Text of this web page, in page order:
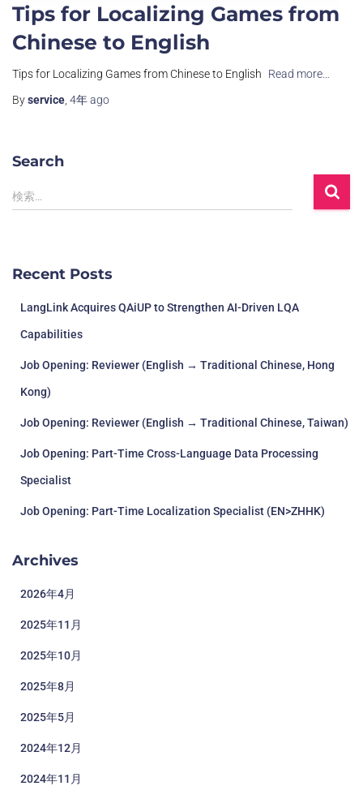
Tips for Localizing Games from
Chinese to English
Tips for Localizing Games from Chinese to English
Read more…
Byservice 4年ago
Search
検索…
Recent Posts
LangLink Acquires QAiUP to Strengthen AI-Driven LQA
Capabilities
Job Opening: Reviewer (English → Traditional Chinese, Hong
Kong)
Job Opening: Reviewer (English → Traditional Chinese, Taiwan)
Job Opening: Part-Time Cross-Language Data Processing
Specialist
Job Opening: Part-Time Localization Specialist (EN>ZHHK)
Archives
2026年4月
2025年11月
2025年10月
2025年8月
2025年5月
2024年12月
2024年11月